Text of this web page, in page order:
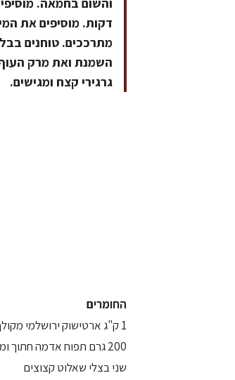
דקות. מוסיפים את
מתרככים. טוחנים
השמנת ואת מרק
גרגירי קצח ומגישים.
החומרים
1 ק"ג ארטישוק ירושלמי מקולף וחתוך לקוביות
200 גרם תפוח אדמה חתוך ומקולף לקוביות
שני בצלי שאלוט קצוצים